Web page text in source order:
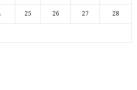
25 26 27 28